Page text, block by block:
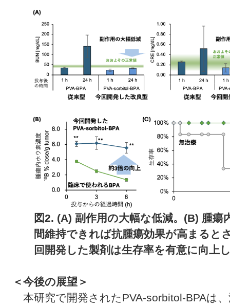
図2. (A) 副作用の大幅な低減。(B) 腫瘍
間維持できれば抗腫瘍効果が高まると
回開発した製剤は生存率を有意に向上
＜今後の展望＞
本研究で開発されたPVA-sorbitol-BPAは